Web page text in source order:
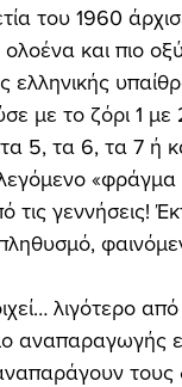
του 1960
και πιο
ελληνικής
με το ζόρι 1 με
5, τα 6, τα 7 ή
«φράγμα
γεννήσεις!
λιγότερο από
αναπαραγωγής
τους